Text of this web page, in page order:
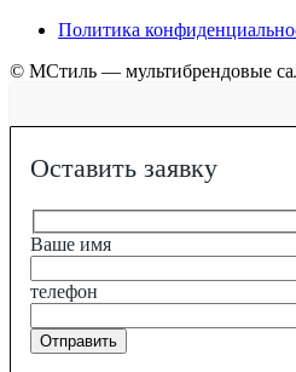
Политика
© МСтиль — мультибрендовые
Оставить заявку
Ваше имя
телефон